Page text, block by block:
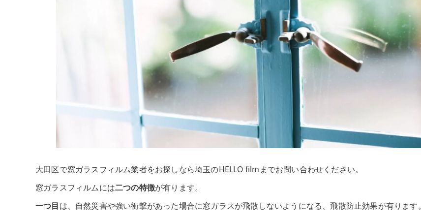
大田区で窓ガラスフィルム業者をお探しなら埼玉のHELLO filmまでお問い合わせください。
窓ガラスフィルムには二つの特徴が有ります。
一つ目は、自然災害や強い衝撃があった場合に窓ガラスが飛散しないようになる、飛散防止効果が有ります。